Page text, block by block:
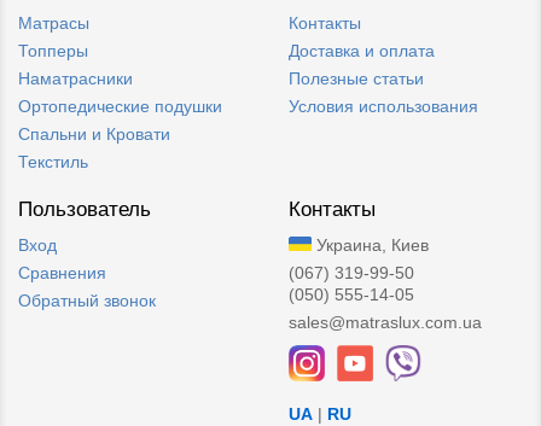
Матрасы
Топперы
Наматрасники
Ортопедические подушки
Спальни и Кровати
Текстиль
Контакты
Доставка и оплата
Полезные статьи
Условия использования
Пользователь
Вход
Сравнения
Обратный звонок
Контакты
Украина, Киев
(067) 319-99-50
(050) 555-14-05
sales@matraslux.com.ua
UA | RU